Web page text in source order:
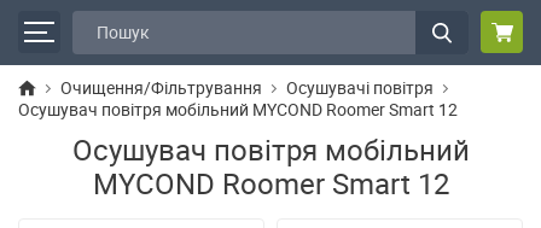
Очищення/Фільтрування
Осушувачі повітря
Осушувач повітря мобільний MYCOND Roomer Smart 12
Осушувач повітря мобільний
MYCOND Roomer Smart 12